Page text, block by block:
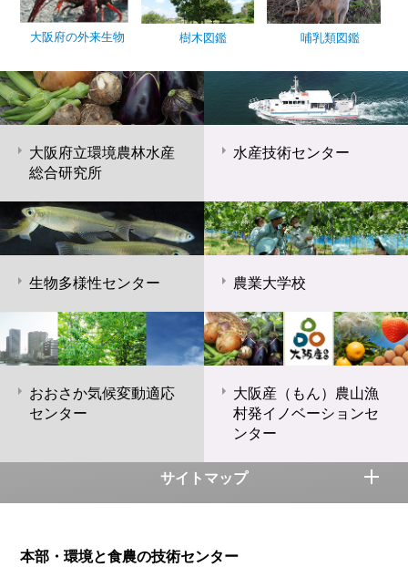
大阪府の外来生物 樹木図鑑 哺乳類図鑑
大阪府立環境農林水産
総合研究所
水産技術センター
生物多様性センター 農業大学校
おおさか気候変動適応
センター
大阪産（もん）農山漁
村発イノベーションセ
ンター
サイトマップ
本部・環境と食農の技術センター